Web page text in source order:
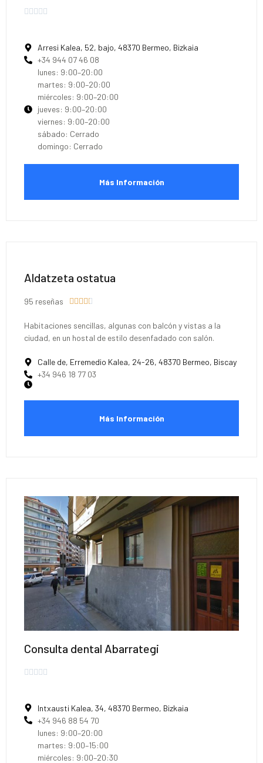
    
Arresi Kalea, 52, bajo, 48370 Bermeo, Bizkaia
+34 944 07 46 08
lunes: 9:00–20:00
martes: 9:00–20:00
miércoles: 9:00–20:00
jueves: 9:00–20:00
viernes: 9:00–20:00
sábado: Cerrado
domingo: Cerrado
Más Información
Aldatzeta ostatua
95 reseñas     
Habitaciones sencillas, algunas con balcón y vistas a la
ciudad, en un hostal de estilo desenfadado con salón.
Calle de, Erremedio Kalea, 24-26, 48370 Bermeo, Biscay
+34 946 18 77 03
Más Información
Consulta dental Abarrategi
    
Intxausti Kalea, 34, 48370 Bermeo, Bizkaia
+34 946 88 54 70
lunes: 9:00–20:00
martes: 9:00–15:00
miércoles: 9:00–20:30